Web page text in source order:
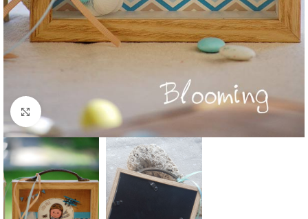
Click to enlarge